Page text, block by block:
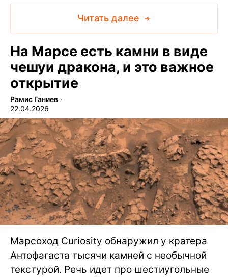
Читать далее
На Марсе есть камни в виде
чешуи дракона, и это важное
открытие
Рамис Ганиев ∙
22.04.2026
Марсоход Curiosity обнаружил у кратера
Антофагаста тысячи камней с необычной
текстурой. Речь идет про шестиугольные